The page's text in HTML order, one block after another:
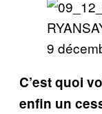
9
C’est quoi
enfin un